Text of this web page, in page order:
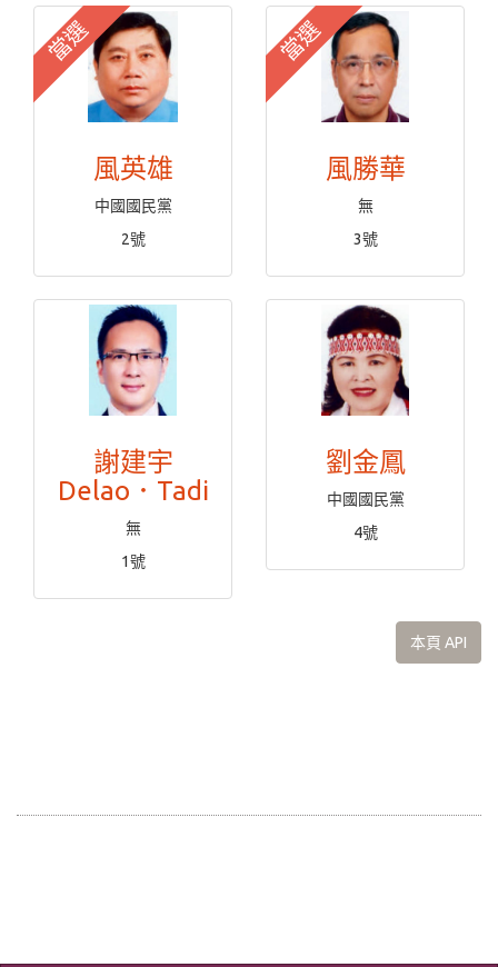
當選
風英雄
中國國民黨
2號
當選
風勝華
無
3號
謝建宇
Delao．Tadi
無
1號
劉金鳳
中國國民黨
4號
本頁 API